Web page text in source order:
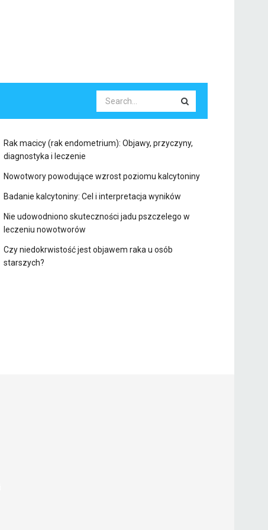
Rak macicy (rak endometrium): Objawy, przyczyny,
diagnostyka i leczenie
Nowotwory powodujące wzrost poziomu kalcytoniny
Badanie kalcytoniny: Cel i interpretacja wyników
Nie udowodniono skuteczności jadu pszczelego w
leczeniu nowotworów
Czy niedokrwistość jest objawem raka u osób
starszych?